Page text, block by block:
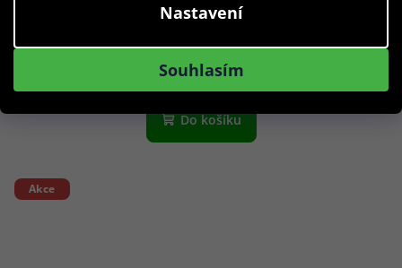
Nastavení
Souhlasím
Skladem
Do košíku
Akce